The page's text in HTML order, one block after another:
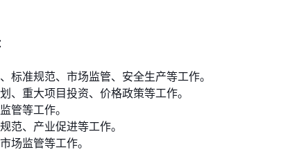
标准规范、市场监管、安全生产等工作。
、重大项目投资、价格政策等工作。
管等工作。
范、产业促进等工作。
场监管等工作。